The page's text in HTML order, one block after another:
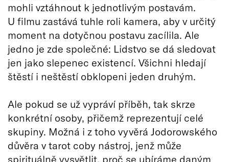
mohli vztáhnout k jednotlivým postavám.
U filmu zastává tuhle roli kamera, aby v určitý
moment na dotyčnou postavu zacílila. Ale
jedno je zde společné: Lidstvo se dá sledovat
jen jako slepenec existencí. Všichni hledají
štěstí i neštěstí obklopeni jeden druhým.
Ale pokud se už vypráví příběh, tak skrze
konkrétní osoby, přičemž reprezentují celé
skupiny. Možná i z toho vyvěrá Jodorowského
důvěra v tarot coby nástroj, jenž může
spirituálně vysvětlit, proč se ubíráme daným